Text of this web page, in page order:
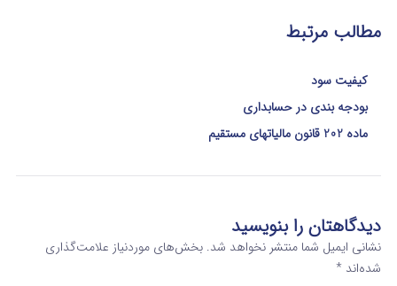
مطالب مرتبط
کیفیت سود
بودجه بندی در حسابداری
ماده 202 قانون مالیاتهای مستقیم
دیدگاهتان را بنویسید
نشانی ایمیل شما منتشر نخواهد شد. بخش‌های موردنیاز علامت‌گذاری
شده‌اند *